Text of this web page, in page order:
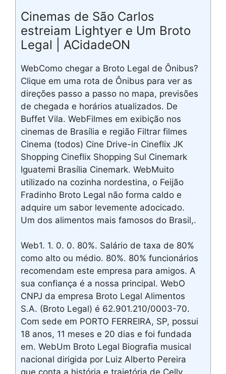
Cinemas de São Carlos
estreiam Lightyer e Um Broto
Legal | ACidadeON
WebComo chegar a Broto Legal de Ônibus?
Clique em uma rota de Ônibus para ver as
direções passo a passo no mapa, previsões
de chegada e horários atualizados. De
Buffet Vila. WebFilmes em exibição nos
cinemas de Brasília e região Filtrar filmes
Cinema (todos) Cine Drive-in Cineflix JK
Shopping Cineflix Shopping Sul Cinemark
Iguatemi Brasília Cinemark. WebMuito
utilizado na cozinha nordestina, o Feijão
Fradinho Broto Legal não forma caldo e
adquire um sabor levemente adocicado.
Um dos alimentos mais famosos do Brasil,.
Web1. 1. 0. 0. 80%. Salário de taxa de 80%
como alto ou médio. 80%. 80% funcionários
recomendam este empresa para amigos. A
sua confiança é a nossa principal. WebO
CNPJ da empresa Broto Legal Alimentos
S.A. (Broto Legal) é 62.901.210/0003-70.
Com sede em PORTO FERREIRA, SP, possui
18 anos, 11 meses e 20 dias e foi fundada
em. WebUm Broto Legal Biografia musical
nacional dirigida por Luiz Alberto Pereira